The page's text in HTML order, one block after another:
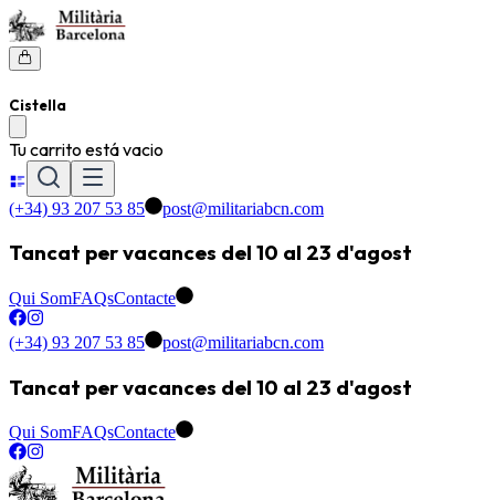
Cistella
Tu carrito está vacio
(+34) 93 207 53 85 post@militariabcn.com
Tancat per vacances del 10 al 23 d'agost
Qui SomFAQsContacte
(+34) 93 207 53 85 post@militariabcn.com
Tancat per vacances del 10 al 23 d'agost
Qui SomFAQsContacte